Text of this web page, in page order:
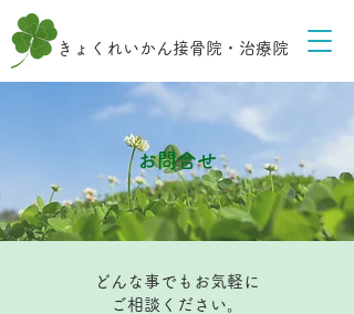
きょくれいかん接骨院・治療院
​お問合せ
どんな事でもお気軽に
ご相談ください。